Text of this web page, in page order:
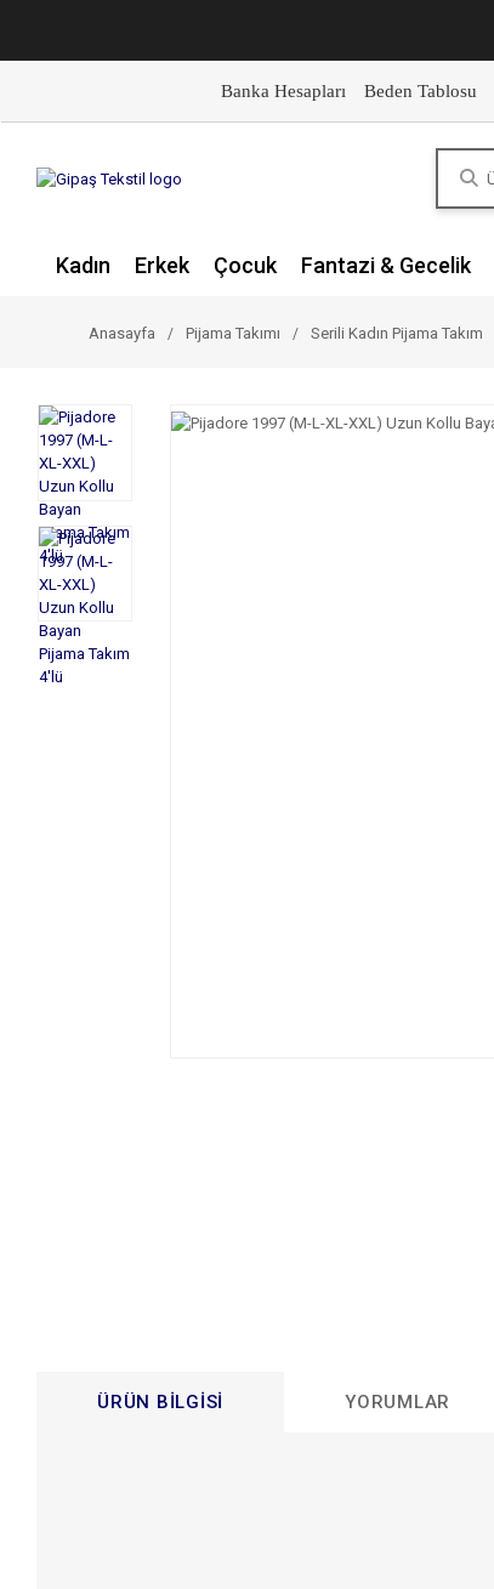
Banka Hesapları Beden Tablosu
Kadın Erkek Çocuk Fantazi & Gecelik
Anasayfa Pijama Takımı Serili Kadın Pijama Takım
ÜRÜN BILGISI YORUMLAR